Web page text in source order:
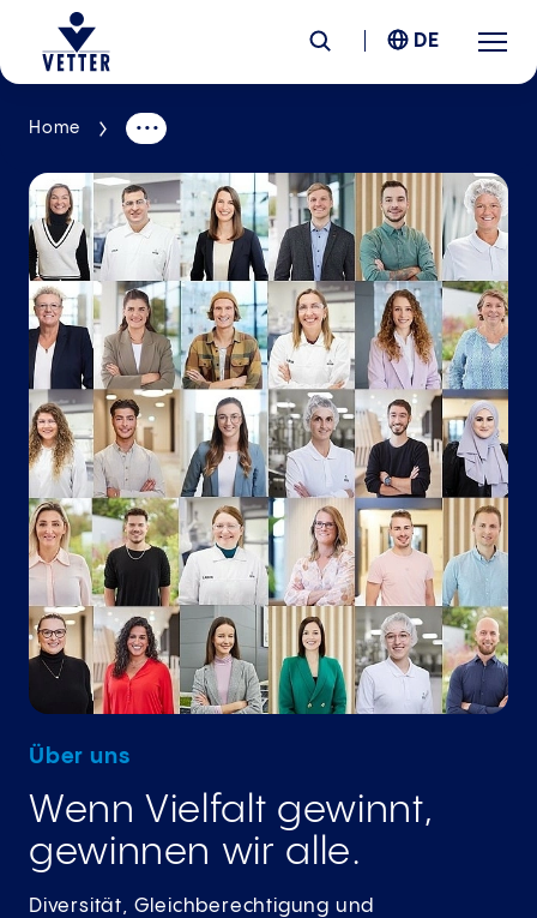
Unternehmen
Verantwortung
Services
Standorte
News &Insights
Karriere
DE
Home
Über uns
Wenn Vielfalt gewinnt,
gewinnen wir alle.
Diversität, Gleichberechtigung und